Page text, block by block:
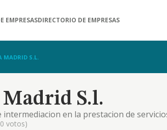
EMPRESASDIRECTORIO DE EMPRESAS
MADRID S.L.
S.l.
intermediacion en la prestacion de
y empresariales.
votos)